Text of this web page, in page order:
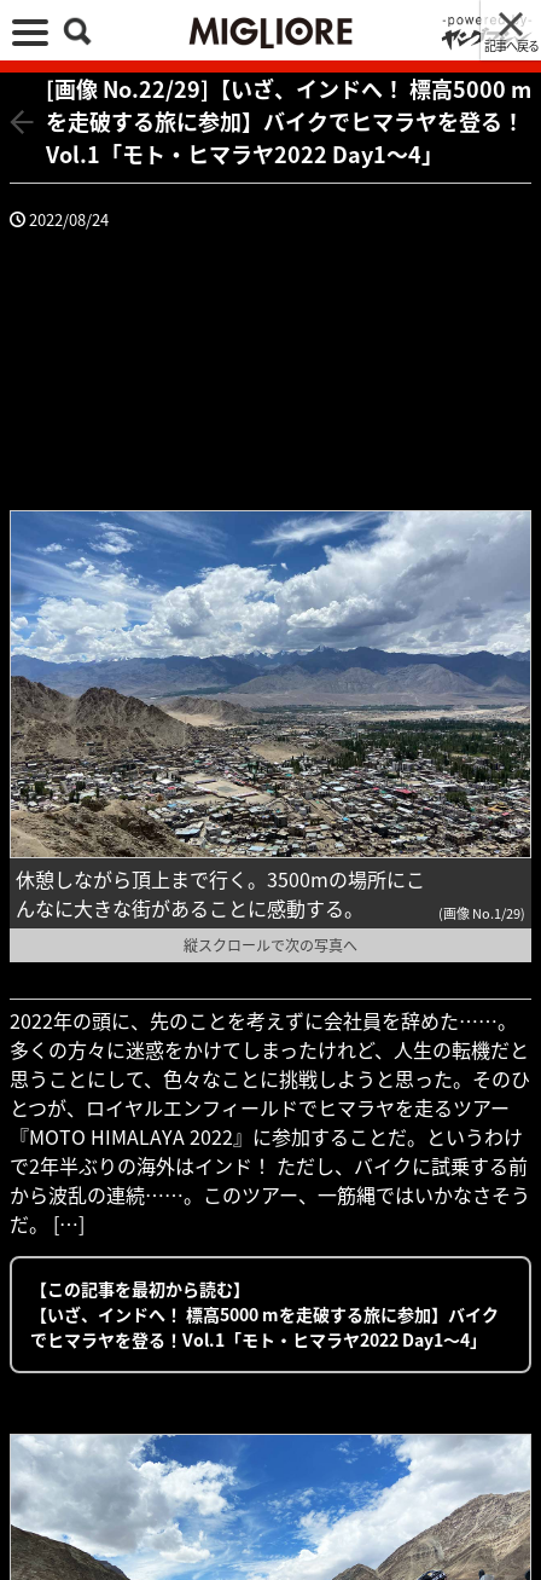
記事へ戻る
[画像 No.22/29]【いざ、インドへ！ 標高5000 m
を走破する旅に参加】バイクでヒマラヤを登る！
Vol.1「モト・ヒマラヤ2022 Day1〜4」
2022/08/24
休憩しながら頂上まで行く。3500mの場所にこ
んなに大きな街があることに感動する。
(画像 No.1/29)
縦スクロールで次の写真へ
2022年の頭に、先のことを考えずに会社員を辞めた……。
多くの方々に迷惑をかけてしまったけれど、人生の転機だと
思うことにして、色々なことに挑戦しようと思った。そのひ
とつが、ロイヤルエンフィールドでヒマラヤを走るツアー
『MOTO HIMALAYA 2022』に参加することだ。というわけ
で2年半ぶりの海外はインド！ ただし、バイクに試乗する前
から波乱の連続……。このツアー、一筋縄ではいかなさそう
だ。 […]
【この記事を最初から読む】
【いざ、インドへ！ 標高5000 mを走破する旅に参加】バイク
でヒマラヤを登る！Vol.1「モト・ヒマラヤ2022 Day1〜4」